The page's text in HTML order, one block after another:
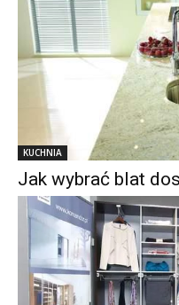
KUCHNIA
Jak wybrać blat